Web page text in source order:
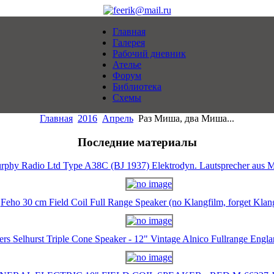
Главная
Галерея
Рабочий дневник
Ателье
Форум
Библиотека
Схемы
Главная 2016 Апрель Раз Миша, два Миша...
Последние материалы
Radio Ltd Type A38C (BJ 1937) Elektrodyn. Lautsprecher aus
Feho 30 cm Field Coil Full Range Speaker (no Klangfilm, forget
Selhurst Triple Cone Speaker - 12" Vintage Alnico Fullrange